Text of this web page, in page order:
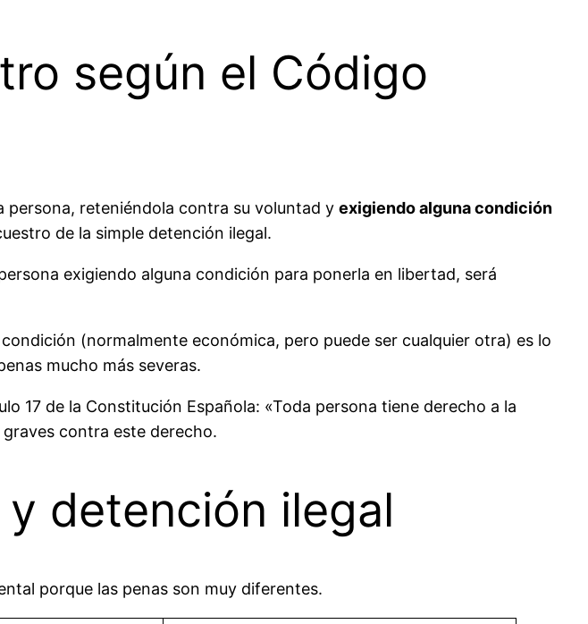
según el Código
persona, reteniéndola contra su voluntad y exigiendo alguna condición
de la simple detención ilegal.
exigiendo alguna condición para ponerla en libertad, será
(normalmente económica, pero puede ser cualquier otra) es lo
mucho más severas.
17 de la Constitución Española: «Toda persona tiene derecho a la
contra este derecho.
detención ilegal
porque las penas son muy diferentes.